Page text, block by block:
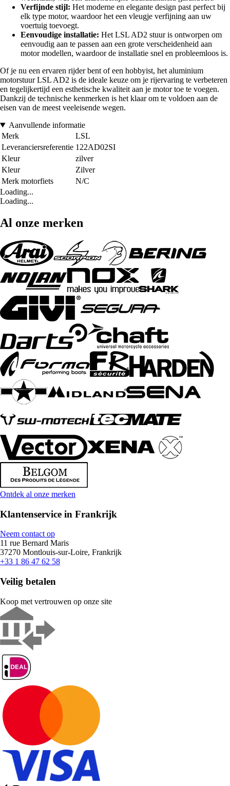
Verfijnde stijl: Het moderne en elegante design past perfect bij
elk type motor, waardoor het een vleugje verfijning aan uw
voertuig toevoegt.
Eenvoudige installatie: Het LSL AD2 stuur is ontworpen om
eenvoudig aan te passen aan een grote verscheidenheid aan
motor modellen, waardoor de installatie snel en probleemloos is.
Of je nu een ervaren rijder bent of een hobbyist, het aluminium
motorstuur LSL AD2 is de ideale keuze om je rijervaring te verbeteren
en tegelijkertijd een esthetische kwaliteit aan je motor toe te voegen.
Dankzij de technische kenmerken is het klaar om te voldoen aan de
eisen van de meest veeleisende wegen.
Aanvullende informatie
Merk
LSL
Leveranciersreferentie 122AD02SI
Kleur
zilver
Kleur
Zilver
Merk motorfiets
N/C
Loading...
Loading...
Al onze merken
Ontdek al onze merken
Klantenservice in Frankrijk
Neem contact op
11 rue Bernard Maris
37270 Montlouis-sur-Loire, Frankrijk
+33 1 86 47 62 58
Veilig betalen
Koop met vertrouwen op onze site